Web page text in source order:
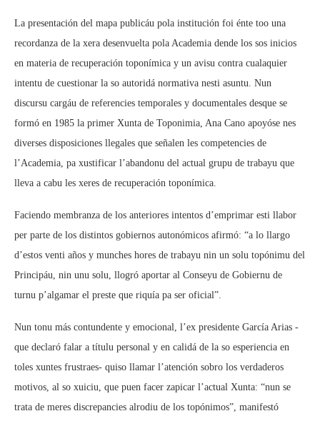
La presentación del mapa publicáu pola institución foi énte too una
recordanza de la xera desenvuelta pola Academia dende los sos inicios
en materia de recuperación toponímica y un avisu contra cualaquier
intentu de cuestionar la so autoridá normativa nesti asuntu. Nun
discursu cargáu de referencies temporales y documentales desque se
formó en 1985 la primer Xunta de Toponimia, Ana Cano apoyóse nes
diverses disposiciones llegales que señalen les competencies de
l’Academia, pa xustificar l’abandonu del actual grupu de trabayu que
lleva a cabu les xeres de recuperación toponímica.
Faciendo membranza de los anteriores intentos d’emprimar esti llabor
per parte de los distintos gobiernos autonómicos afirmó: “a lo llargo
d’estos venti años y munches hores de trabayu nin un solu topónimu del
Principáu, nin unu solu, llogró aportar al Conseyu de Gobiernu de
turnu p’algamar el preste que riquía pa ser oficial”.
Nun tonu más contundente y emocional, l’ex presidente García Arias -
que declaró falar a títulu personal y en calidá de la so esperiencia en
toles xuntes frustraes- quiso llamar l’atención sobro los verdaderos
motivos, al so xuiciu, que puen facer zapicar l’actual Xunta: “nun se
trata de meres discrepancies alrodiu de los topónimos”, manifestó